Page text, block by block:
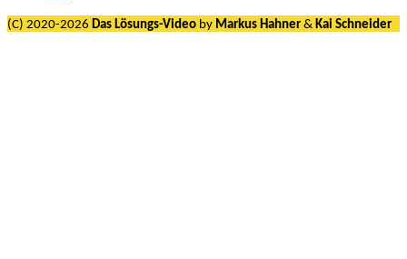
(C) 2020-2026 Das Lösungs-Video by Markus Hahner & Kai Schneider